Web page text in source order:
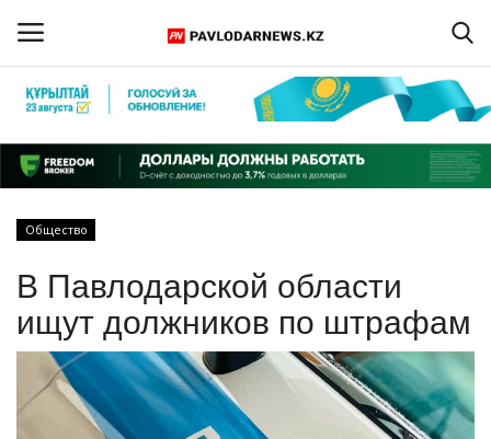
Регистрация
Главная
ПАВЛОДАРСКАЯ ОБЛАСТЬ
КАЗАХСТАН
Общество
В Павлодарской области
ищут должников по штрафам